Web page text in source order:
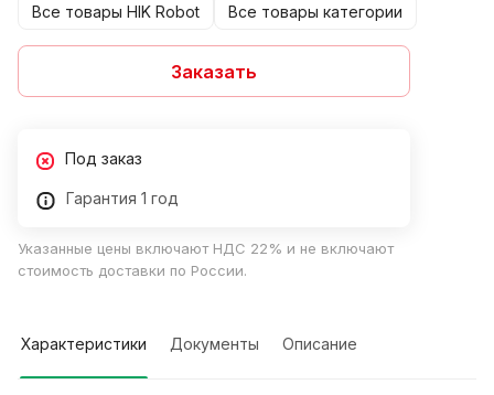
Все товары HIK Robot Все товары категории
Заказать
Под заказ
Гарантия 1 год
Указанные цены включают НДС 22% и не включают
стоимость доставки по России.
Характеристики Документы Описание